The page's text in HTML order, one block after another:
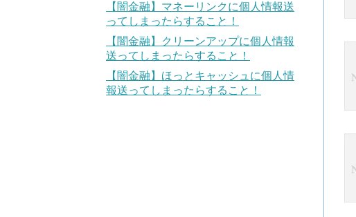
【闇金融】マネーリンクに個人情報送
ってしまったらすること！
【闇金融】クリーンアップに個人情報
送ってしまったらすること！
【闇金融】ほっとキャッシュに個人情
報送ってしまったらすること！